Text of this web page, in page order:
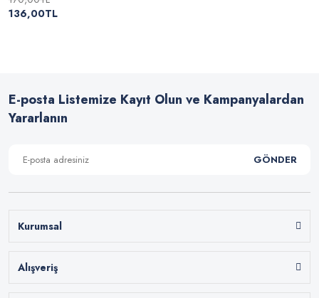
136,00TL
E-posta Listemize Kayıt Olun ve Kampanyalardan
Yararlanın
GÖNDER
Kurumsal
Alışveriş